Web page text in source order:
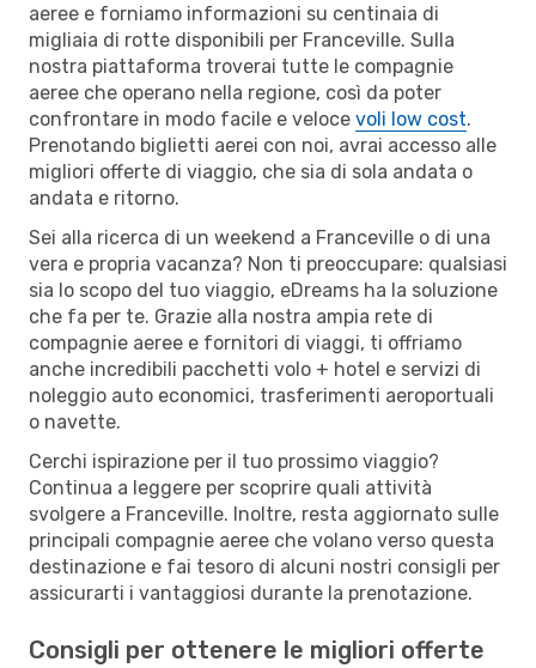
aeree e forniamo informazioni su centinaia di
migliaia di rotte disponibili per Franceville. Sulla
nostra piattaforma troverai tutte le compagnie
aeree che operano nella regione, così da poter
confrontare in modo facile e veloce voli low cost.
Prenotando biglietti aerei con noi, avrai accesso alle
migliori offerte di viaggio, che sia di sola andata o
andata e ritorno.
Sei alla ricerca di un weekend a Franceville o di una
vera e propria vacanza? Non ti preoccupare: qualsiasi
sia lo scopo del tuo viaggio, eDreams ha la soluzione
che fa per te. Grazie alla nostra ampia rete di
compagnie aeree e fornitori di viaggi, ti offriamo
anche incredibili pacchetti volo + hotel e servizi di
noleggio auto economici, trasferimenti aeroportuali
o navette.
Cerchi ispirazione per il tuo prossimo viaggio?
Continua a leggere per scoprire quali attività
svolgere a Franceville. Inoltre, resta aggiornato sulle
principali compagnie aeree che volano verso questa
destinazione e fai tesoro di alcuni nostri consigli per
assicurarti i vantaggiosi durante la prenotazione.
Consigli per ottenere le migliori offerte